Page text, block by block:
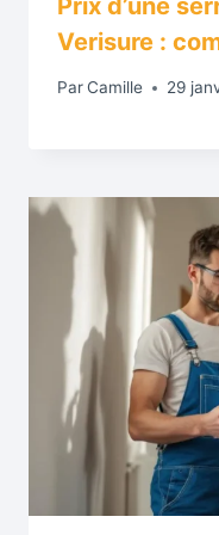
Prix d’une
Verisure :
ParCamille 29